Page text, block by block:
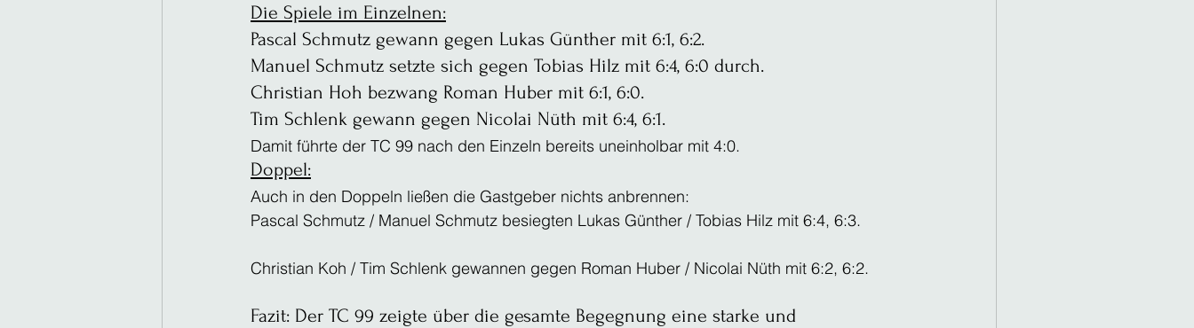
Die Spiele im Einzelnen:
Pascal Schmutz gewann gegen Lukas Günther mit 6:1, 6:2.
Manuel Schmutz setzte sich gegen Tobias Hilz mit 6:4, 6:0 durch.
Christian Hoh bezwang Roman Huber mit 6:1, 6:0.
Tim Schlenk gewann gegen Nicolai Nüth mit 6:4, 6:1.
Damit führte der TC 99 nach den Einzeln bereits uneinholbar mit 4:0.
Doppel:
Auch in den Doppeln ließen die Gastgeber nichts anbrennen:
Pascal Schmutz / Manuel Schmutz besiegten Lukas Günther / Tobias Hilz mit 6:4, 6:3.
Christian Koh / Tim Schlenk gewannen gegen Roman Huber / Nicolai Nüth mit 6:2, 6:2.
Fazit: Der TC 99 zeigte über die gesamte Begegnung eine starke und